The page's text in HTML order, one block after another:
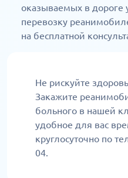
оказываемых в дороге
перевозку
на бесплатной
Не рискуйте
Закажите
больного в нашей
удобное для вас
круглосуточно по
04.